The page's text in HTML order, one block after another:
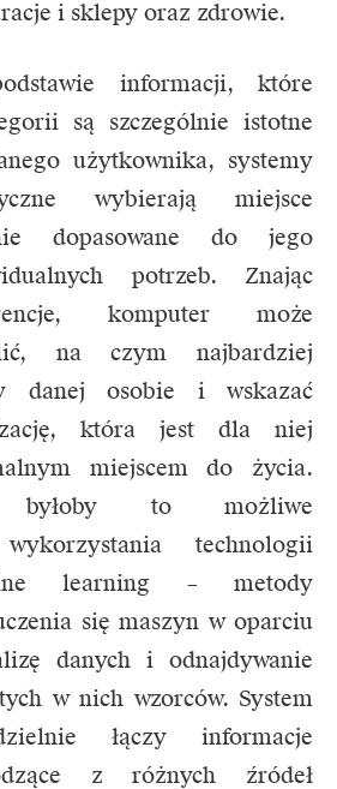
i sklepy oraz zdrowie.
informacji, które
są szczególnie istotne
użytkownika, systemy
wybierają miejsce
dopasowane do jego
potrzeb. Znając
komputer może
na czym najbardziej
danej osobie i wskazać
która jest dla niej
miejscem do życia.
to możliwe
technologii
learning – metody
się maszyn w oparciu
danych i odnajdywanie
w nich wzorców. System
łączy informacje
z różnych źródeł